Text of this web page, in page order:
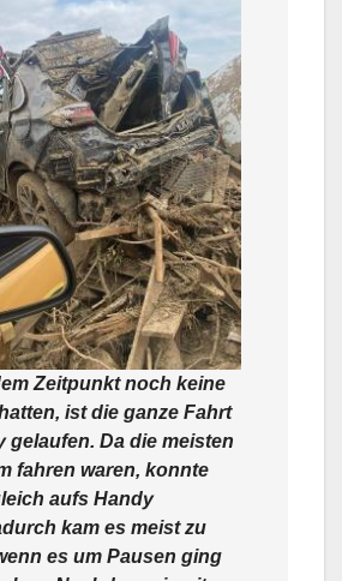
Zeitpunkt noch keine
ist die ganze Fahrt
gelaufen. Da die meisten
fahren waren, konnte
aufs Handy
kam es meist zu
es um Pausen ging